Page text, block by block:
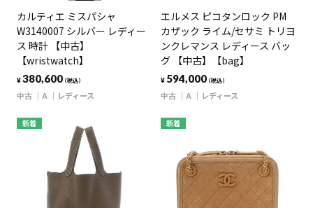
カルティエ ミスパシャ
W3140007 シルバー レディー
ス 時計 【中古】
【wristwatch】
¥380,600（税込）
中古 A レディース
エルメス ピコタンロック PM
カザック ライム/セサミ トリヨ
ンクレマンス レディース バッ
グ 【中古】【bag】
¥ 594,000（税込）
中古 A レディース
新着 新着